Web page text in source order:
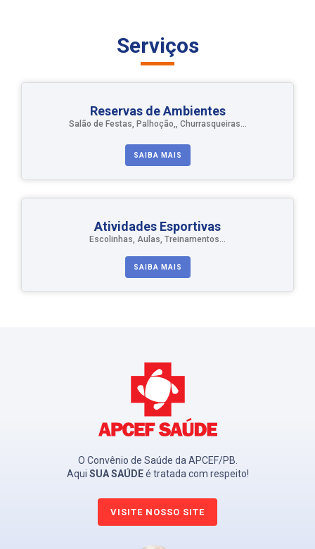
Serviços
Reservas de Ambientes
Salão de Festas, Palhoção,, Churrasqueiras...
SAIBA MAIS
Atividades Esportivas
Escolinhas, Aulas, Treinamentos...
SAIBA MAIS
O Convênio de Saúde da APCEF/PB.
Aqui SUA SAÚDEé tratada com respeito!
VISITE NOSSO SITE